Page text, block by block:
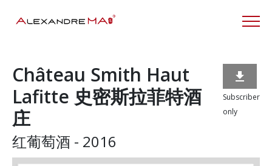
Château Smith Haut
Lafitte 史密斯拉菲特酒
庄
红葡萄酒 - 2016

Subscriber
only